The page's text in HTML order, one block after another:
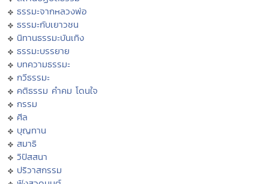
ธรรมะจากหลวงพ่อ
ธรรมะกับเยาวชน
นิทานธรรมะบันเทิง
ธรรมะบรรยาย
บทความธรรมะ
กวีธรรมะ
คติธรรม คำคม โดนใจ
กรรม
ศีล
บุญทาน
สมาธิ
วิปัสสนา
ปริวาสกรรม